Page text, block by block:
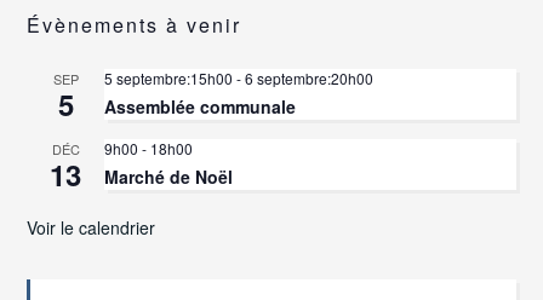
Évènements à venir
SEP
5
5 septembre:15h00 -6 septembre:20h00
Assemblée communale
DÉC
13
9h00 - 18h00
Marché de Noël
Voir le calendrier